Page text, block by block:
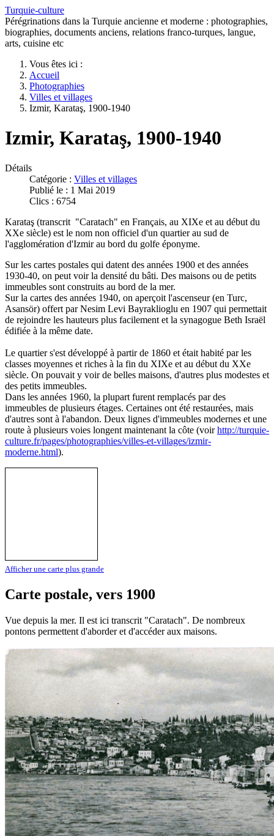
Turquie-culture
Pérégrinations dans la Turquie ancienne et moderne : photographies,
biographies, documents anciens, relations franco-turques, langue,
arts, cuisine etc
Vous êtes ici :
Accueil
Photographies
Villes et villages
Izmir, Karataş, 1900-1940
Izmir, Karataş, 1900-1940
Détails
Catégorie : Villes et villages
Publié le : 1 Mai 2019
Clics : 6754
Karataş (transcrit "Caratach" en Français, au XIXe et au début du
XXe siècle) est le nom non officiel d'un quartier au sud de
l'agglomération d'Izmir au bord du golfe éponyme.
Sur les cartes postales qui datent des années 1900 et des années
1930-40, on peut voir la densité du bâti. Des maisons ou de petits
immeubles sont construits au bord de la mer.
Sur la cartes des années 1940, on aperçoit l'ascenseur (en Turc,
Asansör) offert par Nesim Levi Bayraklioglu en 1907 qui permettait
de rejoindre les hauteurs plus facilement et la synagogue Beth Israël
édifiée à la même date.
Le quartier s'est développé à partir de 1860 et était habité par les
classes moyennes et riches à la fin du XIXe et au début du XXe
siècle. On pouvait y voir de belles maisons, d'autres plus modestes et
des petits immeubles.
Dans les années 1960, la plupart furent remplacés par des
immeubles de plusieurs étages. Certaines ont été restaurées, mais
d'autres sont à l'abandon. Deux lignes d'immeubles modernes et une
route à plusieurs voies longent maintenant la côte (voirhttp://turquie-
culture.fr/pages/photographies/villes-et-villages/izmir-
moderne.html).
Afficher une carte plus grande
Carte postale, vers 1900
Vue depuis la mer. Il est ici transcrit "Caratach". De nombreux
pontons permettent d'aborder et d'accéder aux maisons.